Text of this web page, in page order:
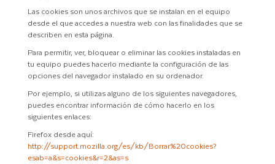
Las cookies son unos archivos que se instalan en el equipo
desde el que accedes a nuestra web con las finalidades que se
describen en esta página.
Para permitir, ver, bloquear o eliminar las cookies instaladas en
tu equipo puedes hacerlo mediante la configuración de las
opciones del navegador instalado en su ordenador.
Por ejemplo, si utilizas alguno de los siguientes navegadores,
puedes encontrar información de cómo hacerlo en los
siguientes enlaces:
Firefox desde aquí:
http://support.mozilla.org/es/kb/Borrar%20cookies?
esab=a&s=cookies&r=2&as=s